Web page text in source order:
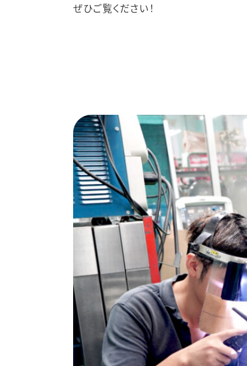
ぜひご覧ください！